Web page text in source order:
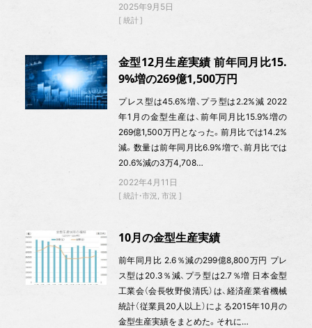
2025年9月5日
統計
金型12月生産実績 前年同月比15.
9%増の269億1,500万円
プレス型は45.6%増、プラ型は2.2%減 2022
年1月の金型生産は、前年同月比15.9%増の
269億1,500万円となった。前月比では14.2%
減。数量は前年同月比6.9%増で、前月比では
20.6%減の3万4,708…
2022年4月11日
統計・市況 市況
10月の金型生産実績
前年同月比 2.6％減の299億8,800万円 プレ
ス型は20.3％減、プラ型は2.7％増 日本金型
工業会（会長牧野俊清氏）は、経済産業省機械
統計（従業員20人以上）による2015年10月の
金型生産実績をまとめた。それに…